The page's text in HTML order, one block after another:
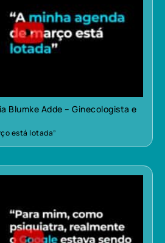
Blumke Adde – Ginecologista e
está lotada”